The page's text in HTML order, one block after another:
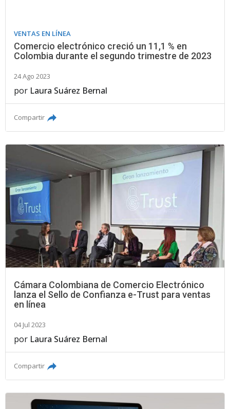
VENTAS EN LÍNEA
Comercio electrónico creció un 11,1 % en
Colombia durante el segundo trimestre de 2023
24 Ago 2023
por Laura Suárez Bernal
Compartir
Cámara Colombiana de Comercio Electrónico
lanza el Sello de Confianza e-Trust para ventas
en línea
04 Jul 2023
por Laura Suárez Bernal
Compartir